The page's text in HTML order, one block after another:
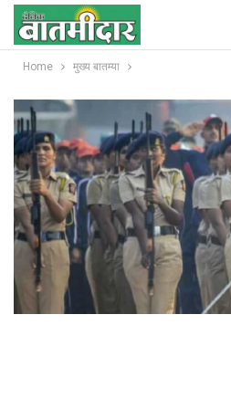
Home मुख्य बातम्या